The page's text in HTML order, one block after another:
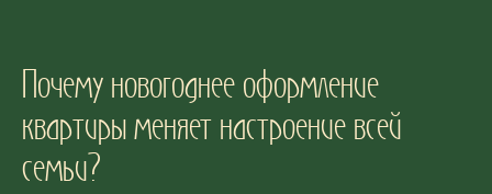
Почему новогоднее оформление
квартиры меняет настроение всей
семьи?